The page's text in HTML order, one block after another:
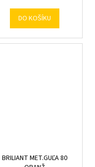
DO KOŠÍKU
BRILIANT MET.GUĽA 80